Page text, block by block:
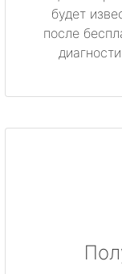
будет
после